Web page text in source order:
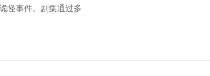
怪事件。剧集通过多